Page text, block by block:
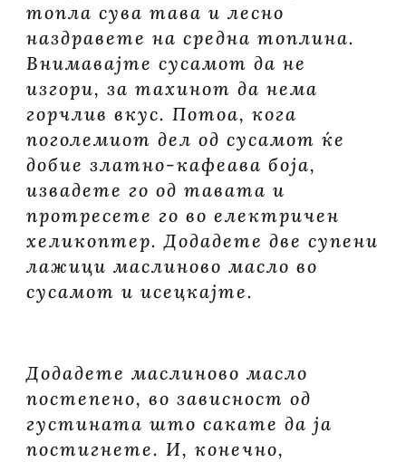
топла сува тава и лесно
наздравете на средна топлина.
Внимавајте сусамот да не
изгори, за тахинот да нема
горчлив вкус. Потоа, кога
поголемиот дел од сусамот ќе
добие златно-кафеава боја,
извадете го од тавата и
протресете го во електричен
хеликоптер. Додадете две супени
лажици маслиново масло во
сусамот и исецкајте.
Додадете маслиново масло
постепено, во зависност од
густината што сакате да ја
постигнете. И, конечно,